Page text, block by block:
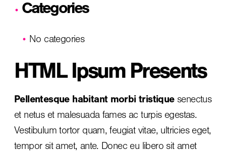
Categories
No categories
HTML Ipsum Presents
Pellentesque habitant morbi tristiquesenectus
et netus et malesuada fames ac turpis egestas.
Vestibulum tortor quam, feugiat vitae, ultricies eget,
tempor sit amet, ante. Donec eu libero sit amet